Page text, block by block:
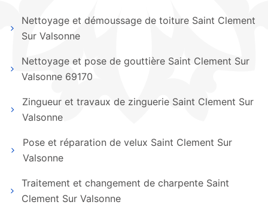
Nettoyage et démoussage de toiture Saint Clement
Sur Valsonne
Nettoyage et pose de gouttière Saint Clement Sur
Valsonne 69170
Zingueur et travaux de zinguerie Saint Clement Sur
Valsonne
Pose et réparation de velux Saint Clement Sur
Valsonne
Traitement et changement de charpente Saint
Clement Sur Valsonne